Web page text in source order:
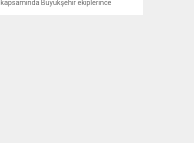
kapsamında Büyükşehir ekiplerince